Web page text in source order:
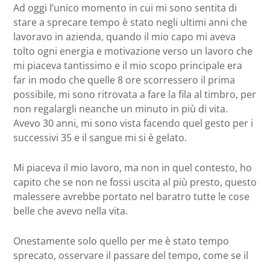
Ad oggi l’unico momento in cui mi sono sentita di
stare a sprecare tempo è stato negli ultimi anni che
lavoravo in azienda, quando il mio capo mi aveva
tolto ogni energia e motivazione verso un lavoro che
mi piaceva tantissimo e il mio scopo principale era
far in modo che quelle 8 ore scorressero il prima
possibile, mi sono ritrovata a fare la fila al timbro, per
non regalargli neanche un minuto in più di vita.
Avevo 30 anni, mi sono vista facendo quel gesto per i
successivi 35 e il sangue mi si è gelato.
Mi piaceva il mio lavoro, ma non in quel contesto, ho
capito che se non ne fossi uscita al più presto, questo
malessere avrebbe portato nel baratro tutte le cose
belle che avevo nella vita.
Onestamente solo quello per me è stato tempo
sprecato, osservare il passare del tempo, come se il